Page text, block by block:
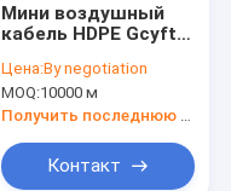
Мини воздушный
кабель HDPE Gcyfty
оптического
волокна
Цена:By negotiation
MOQ:10000 м
Получить последнюю цену
Контакт